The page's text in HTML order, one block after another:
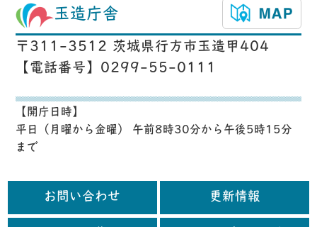
玉造庁舎
〒311-3512 茨城県行方市玉造甲404
【電話番号】0299-55-0111
【開庁日時】
平日（月曜から金曜） 午前8時30分から午後5時15分
まで
お問い合わせ 更新情報